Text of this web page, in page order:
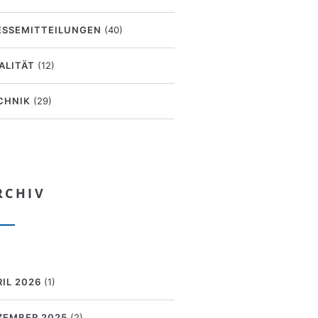
(40)
(12)
(29)
2026 (1)